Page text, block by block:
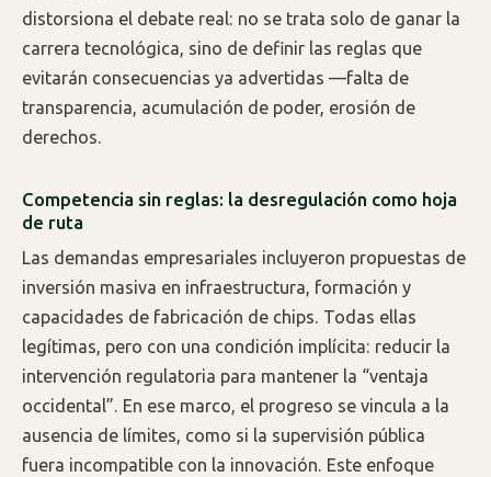
distorsiona el debate real: no se trata solo de ganar la
carrera tecnológica, sino de definir las reglas que
evitarán consecuencias ya advertidas —falta de
transparencia, acumulación de poder, erosión de
derechos.
Competencia sin reglas: la desregulación como hoja
de ruta
Las demandas empresariales incluyeron propuestas de
inversión masiva en infraestructura, formación y
capacidades de fabricación de chips. Todas ellas
legítimas, pero con una condición implícita: reducir la
intervención regulatoria para mantener la “ventaja
occidental”. En ese marco, el progreso se vincula a la
ausencia de límites, como si la supervisión pública
fuera incompatible con la innovación. Este enfoque